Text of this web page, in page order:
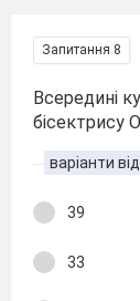
Запитання 8
Всередині
бісектрису
варіанти
39
33